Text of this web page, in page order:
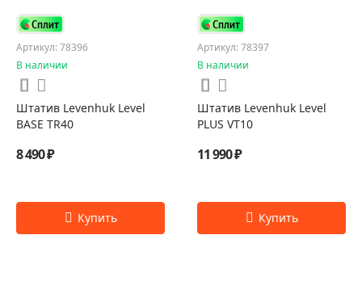
Артикул: 78396
В наличии
Штатив Levenhuk Level
BASE TR40
8 490 ₽
Артикул: 78397
В наличии
Штатив Levenhuk Level
PLUS VT10
11 990 ₽